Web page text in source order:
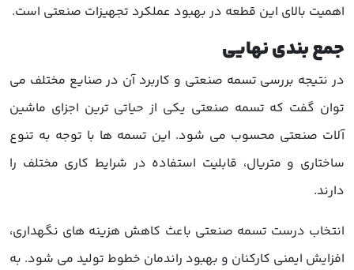
اهمیت بالای این قطعه در بهبود عملکرد تجهیزات صنعتی است.
جمع بندی نهایی
در نتیجه بررسی تسمه صنعتی و کاربرد آن در صنایع مختلف می
توان گفت که تسمه صنعتی یکی از حیاتی ترین اجزای ماشین
آلات صنعتی محسوب می شود. این تسمه ها با توجه به تنوع
ساختاری و متریال، قابلیت استفاده در شرایط کاری مختلف را
دارند.
انتخاب درست تسمه صنعتی باعث کاهش هزینه های نگهداری،
افزایش ایمنی کارکنان و بهبود راندمان خطوط تولید می شود. به